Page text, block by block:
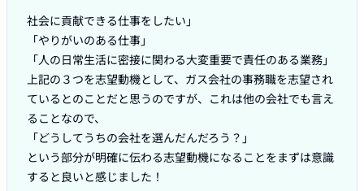
社会に貢献できる仕事をしたい」
「やりがいのある仕事」
「人の日常生活に密接に関わる大変重要で責任のある業務」
上記の３つを志望動機として、ガス会社の事務職を志望され
ているとのことだと思うのですが、これは他の会社でも言え
ることなので、
「どうしてうちの会社を選んだんだろう？」
という部分が明確に伝わる志望動機になることをまずは意識
すると良いと感じました！